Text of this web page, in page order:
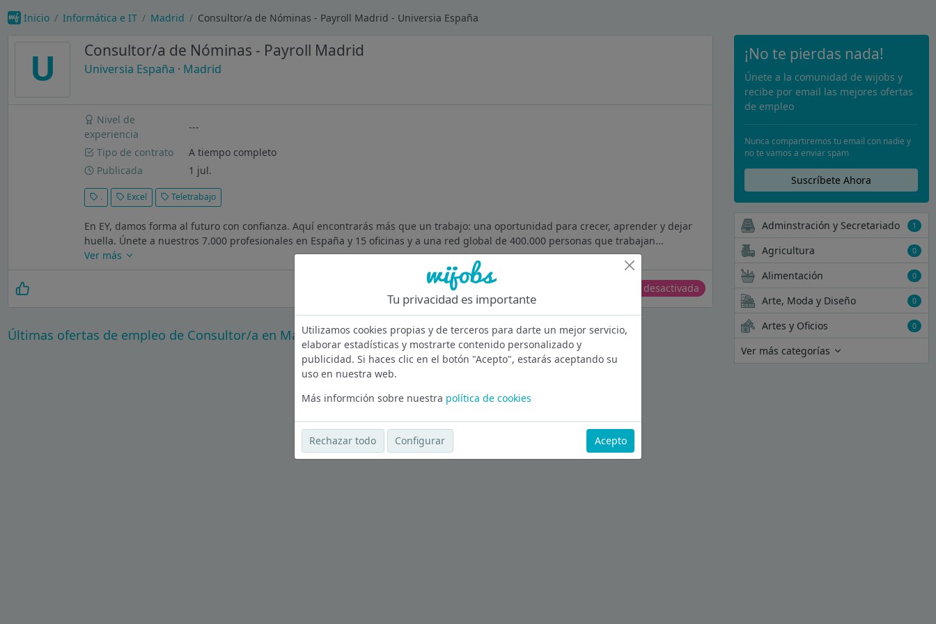
Inicio Informática e IT Madrid Consultor/a de Nóminas - Payroll Madrid - Universia España
U Consultor/a de Nóminas - Payroll Madrid
Universia España · Madrid
Nivel de
experiencia
---
Tipo de contrato
A tiempo completo
Publicada
1 jul.
. Excel Teletrabajo
En EY, damos forma al futuro con confianza. Aquí encontrarás más que un trabajo: una oportunidad para crecer, aprender y dejar
huella. Únete a nuestros 7.000 profesionales en España y 15 oficinas y a una red global de 400.000 personas que trabajan...
Ver más
Oferta desactivada
Últimas ofertas de empleo de Consultor/a en Madrid
Ver más ofertas
¡No te pierdas nada!
Únete a la comunidad de wijobs y
recibe por email las mejores ofertas
de empleo
Nunca compartiremos tu email con nadie y
no te vamos a enviar spam
Suscríbete Ahora
Adminstración y Secretariado 1
Agricultura 0
Alimentación 0
Arte, Moda y Diseño 0
Artes y Oficios 0
Ver más categorías
Tu privacidad es importante
Utilizamos cookies propias y de terceros para darte un mejor servicio,
elaborar estadísticas y mostrarte contenido personalizado y
publicidad. Si haces clic en el botón "Acepto", estarás aceptando su
uso en nuestra web.
Más informción sobre nuestra política de cookies
Rechazar todo Configurar Acepto